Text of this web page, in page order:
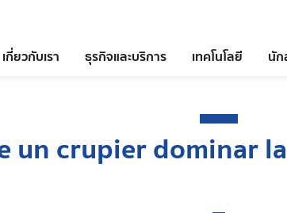
เกี่ยวกับเรา ธุรกิจและบริการ เทคโนโลยี นั
un crupier dominar